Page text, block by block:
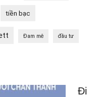
tiền bạc
Đam mê đầu tư
Đi